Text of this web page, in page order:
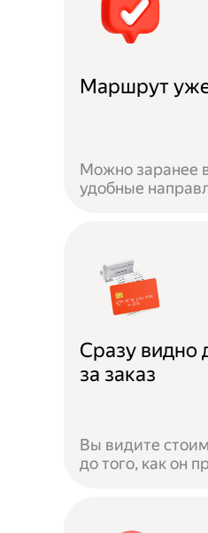
Маршрут уже
Можно заранее
удобные
Сразу видно
за заказ
Вы видите
до того, как он